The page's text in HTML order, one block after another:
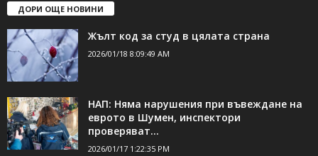
ДОРИ ОЩЕ НОВИНИ
Жълт код за студ в цялата страна
2026/01/18 8:09:49 AM
НАП: Няма нарушения при въвеждане на
еврото в Шумен, инспектори
проверяват...
2026/01/17 1:22:35 PM